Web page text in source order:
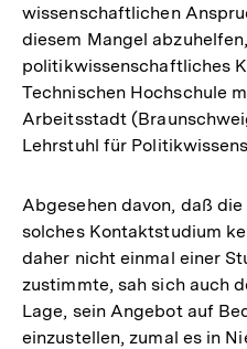
wissenschaftlichen
diesem Mangel
politikwissenschaftliches
Technischen Hochschule
Arbeitsstadt
Lehrstuhl für
Abgesehen davon, daß
solches Kontaktstudium
daher nicht einmal einer
zustimmte, sah sich auch
Lage, sein Angebot auf
einzustellen, zumal es in